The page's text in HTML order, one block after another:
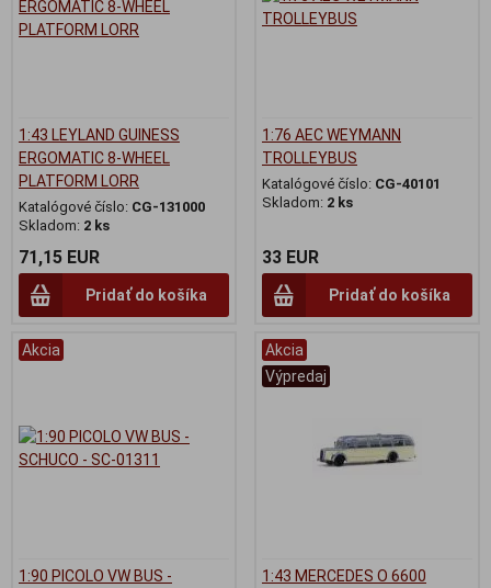
1:43 LEYLAND GUINESS
ERGOMATIC 8-WHEEL
PLATFORM LORR
Katalógové číslo: CG-131000
Skladom: 2 ks
71,15 EUR
Pridať do košíka
1:76 AEC WEYMANN
TROLLEYBUS
Katalógové číslo: CG-40101
Skladom: 2 ks
33 EUR
Pridať do košíka
Akcia
1:90 PICOLO VW BUS -
Akcia
Výpredaj
1:43 MERCEDES O 6600